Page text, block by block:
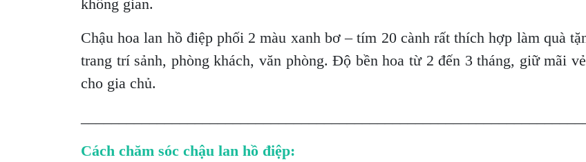
không gian.
Chậu hoa lan hồ điệp phối 2 màu xanh bơ – tím 20 cành rất thích hợp làm quà
trang trí sảnh, phòng khách, văn phòng. Độ bền hoa từ 2 đến 3 tháng, giữ mãi
cho gia chủ.
Cách chăm sóc chậu lan hồ điệp: